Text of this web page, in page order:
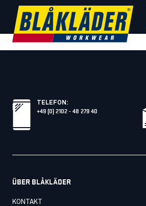
TELEFON :
+49 (0) 2102 - 48 279 40
ÜBER BLÅKLÄDER
KONTAKT